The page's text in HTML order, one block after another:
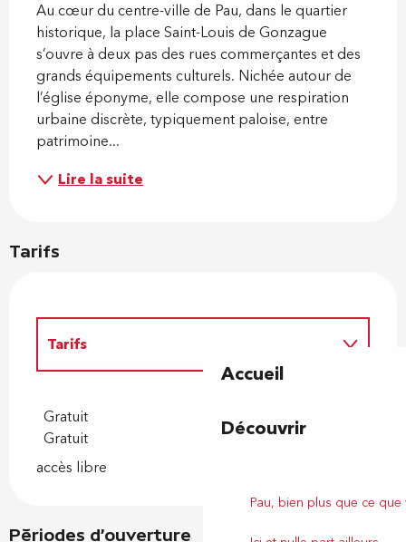
Accueil
Découvrir
Pau, bien plus que ce
Au cœur du centre-ville de Pau, dans le quartier
historique, la place Saint-Louis de Gonzague
s’ouvre à deux pas des rues commerçantes et des
grands équipements culturels. Nichée autour de
l’église éponyme, elle compose une respiration
urbaine discrète, typiquement paloise, entre
patrimoine...
Lire la suite
Tarifs
Tarifs
Gratuit
Gratuit
accès libre
Périodes d'ouverture